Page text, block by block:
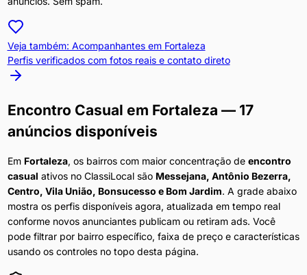
Veja também: Acompanhantes em Fortaleza
Perfis verificados com fotos reais e contato direto
Encontro Casual em Fortaleza — 17
anúncios disponíveis
Em Fortaleza, os bairros com maior concentração de encontro
casual ativos no ClassiLocal são Messejana, Antônio Bezerra,
Centro, Vila União, Bonsucesso e Bom Jardim. A grade abaixo
mostra os perfis disponíveis agora, atualizada em tempo real
conforme novos anunciantes publicam ou retiram ads. Você
pode filtrar por bairro específico, faixa de preço e características
usando os controles no topo desta página.